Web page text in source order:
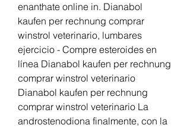
enanthate online in. Dianabol
kaufen per rechnung comprar
winstrol veterinario, lumbares
ejercicio - Compre esteroides en
línea Dianabol kaufen per rechnung
comprar winstrol veterinario
Dianabol kaufen per rechnung
comprar winstrol veterinario La
androstenodiona finalmente, con la